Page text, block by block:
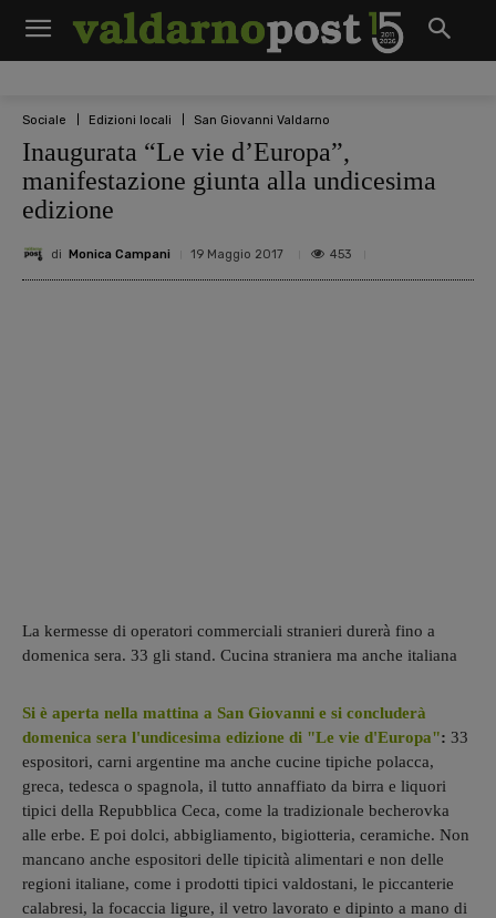
Sociale Edizioni locali San Giovanni Valdarno
Inaugurata “Le vie d’Europa”,
manifestazione giunta alla undicesima
edizione
di Monica Campani 19 Maggio 2017 453
La kermesse di operatori commerciali stranieri durerà fino a
domenica sera. 33 gli stand. Cucina straniera ma anche italiana
Si è aperta nella mattina a San Giovanni e si concluderà
domenica sera l'undicesima edizione di "Le vie d'Europa": 33
espositori, carni argentine ma anche cucine tipiche polacca,
greca, tedesca o spagnola, il tutto annaffiato da birra e liquori
tipici della Repubblica Ceca, come la tradizionale becherovka
alle erbe. E poi dolci, abbigliamento, bigiotteria, ceramiche. Non
mancano anche espositori delle tipicità alimentari e non delle
regioni italiane, come i prodotti tipici valdostani, le piccanterie
calabresi, la focaccia ligure, il vetro lavorato e dipinto a mano di